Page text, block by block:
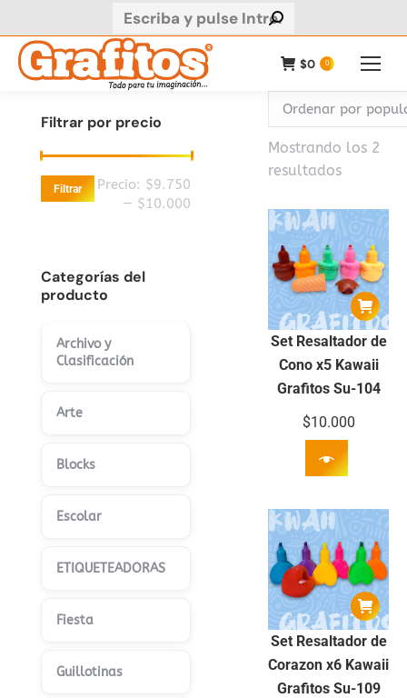
Buscar:
$0 0
Mostrando los 2
resultados
Set Resaltador de
Cono x5 Kawaii
Grafitos Su-104
$10.000
Set Resaltador de
Corazon x6 Kawaii
Grafitos Su-109
Filtrar por precio
Filtrar Precio: $9.750
— $10.000
Categorías del
producto
Archivo y
Clasificación
Arte
Blocks
Escolar
ETIQUETEADORAS
Fiesta
Guillotinas